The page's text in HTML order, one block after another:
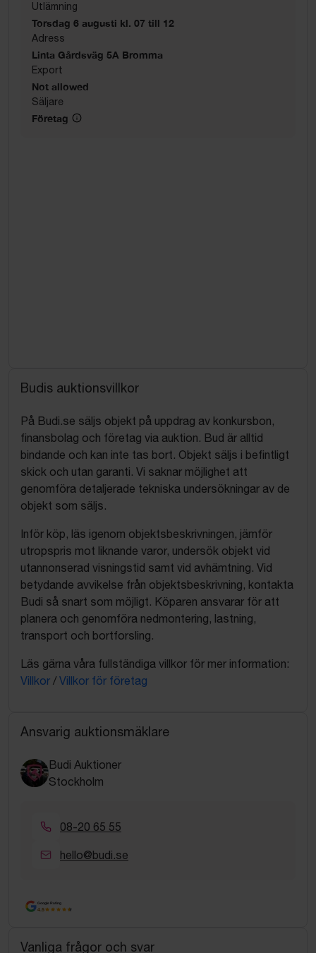
Utlämning
Torsdag 6 augusti kl. 07 till 12
Adress
Linta Gårdsväg 5A Bromma
Export
Not allowed
Säljare
Företag
Budis auktionsvillkor
På Budi.se säljs objekt på uppdrag av konkursbon,
finansbolag och företag via auktion. Bud är alltid
bindande och kan inte tas bort. Objekt säljs i befintligt
skick och utan garanti. Vi saknar möjlighet att
genomföra detaljerade tekniska undersökningar av de
objekt som säljs.
Inför köp, läs igenom objektsbeskrivningen, jämför
utropspris mot liknande varor, undersök objekt vid
utannonserad visningstid samt vid avhämtning. Vid
betydande avvikelse från objektsbeskrivning, kontakta
Budi så snart som möjligt. Köparen ansvarar för att
planera och genomföra nedmontering, lastning,
transport och bortforsling.
Läs gärna våra fullständiga villkor för mer information:
Villkor / Villkor för företag
Ansvarig auktionsmäklare
Budi Auktioner
Stockholm
08-20 65 55
hello@budi.se
Google Rating
4.5
Vanliga frågor och svar